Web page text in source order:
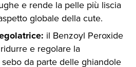
e rende la pelle più liscia
globale della cute.
il Benzoyl Peroxide
e regolare la
da parte delle ghiandole